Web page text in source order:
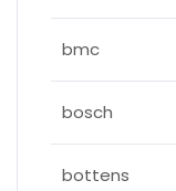
bmc
bosch
bottens